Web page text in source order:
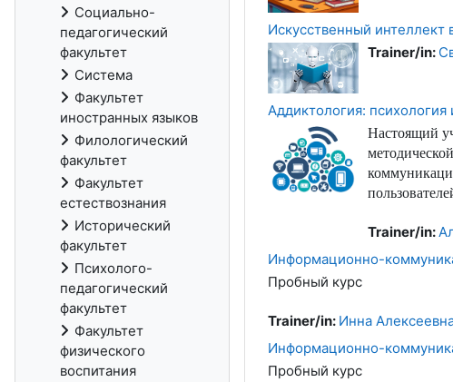
Искусственный интеллект
Trainer/in:
Аддиктология: психология
Настоящий
Trainer/in:
Информационно-
Пробный курс
Trainer/in: Инна
Информационно-
Пробный курс
Социально-
педагогический
факультет
Система
Факультет
иностранных языков
Филологический
факультет
Факультет
естествознания
Исторический
факультет
Психолого-
педагогический
факультет
Факультет
физического
воспитания